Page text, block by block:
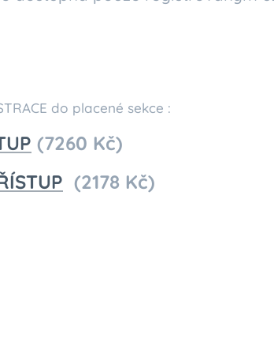
do placené sekce :
(7260 Kč)
(2178 Kč)